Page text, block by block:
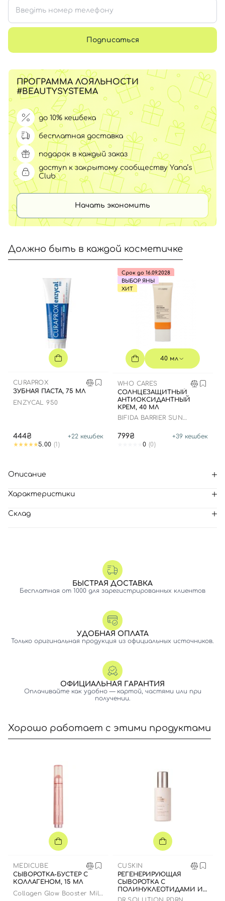
Подписаться
ПРОГРАММА ЛОЯЛЬНОСТИ
#BEAUTYSYSTEMA
до 10% кешбека
бесплатная доставка
подарок в каждый заказ
доступ к закрытому сообществу Yana’s
Club
Начать экономить
Должно быть в каждой косметичке
CURAPROX
ЗУБНАЯ ПАСТА, 75 МЛ
ENZYCAL 950
444₴ +22 кешбек
5.00 (1)
Срок до 16.09.2028
ВЫБОР ЯНЫ
ХИТ
40 мл
WHO CARES
СОЛНЦЕЗАЩИТНЫЙ
АНТИОКСИДАНТНЫЙ
КРЕМ, 40 МЛ
BIFIDA BARRIER SUN
799₴ +39 кешбек
0 (0)
Описание
Характеристики
Склад
БЫСТРАЯ ДОСТАВКА
Бесплатная от 1000 для зарегистрированных клиентов
УДОБНАЯ ОПЛАТА
Только оригинальная продукция из официальных источников.
ОФИЦИАЛЬНАЯ ГАРАНТИЯ
Оплачивайте как удобно — картой, частями или при
получении.
Хорошо работает с этими продуктами
MEDICUBE
СЫВОРОТКА-БУСТЕР С
КОЛЛАГЕНОМ, 15 МЛ
Collagen Glow Booster Milk
CUSKIN
РЕГЕНЕРИРУЮЩАЯ
СЫВОРОТКА С
ПОЛИНУКЛЕОТИДАМИ И
БАКУЧИОЛОМ, 35 МЛ